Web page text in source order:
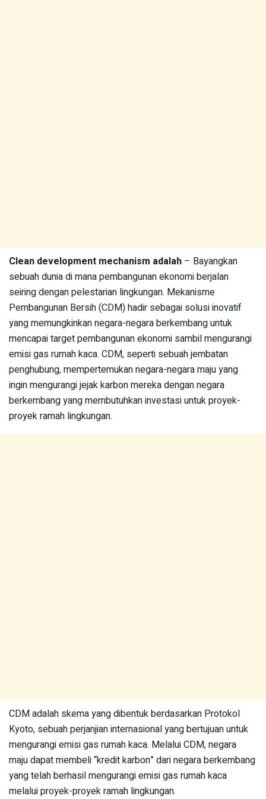
Clean development mechanism adalah – Bayangkan
sebuah dunia di mana pembangunan ekonomi berjalan
seiring dengan pelestarian lingkungan. Mekanisme
Pembangunan Bersih (CDM) hadir sebagai solusi inovatif
yang memungkinkan negara-negara berkembang untuk
mencapai target pembangunan ekonomi sambil mengurangi
emisi gas rumah kaca. CDM, seperti sebuah jembatan
penghubung, mempertemukan negara-negara maju yang
ingin mengurangi jejak karbon mereka dengan negara
berkembang yang membutuhkan investasi untuk proyek-
proyek ramah lingkungan.
CDM adalah skema yang dibentuk berdasarkan Protokol
Kyoto, sebuah perjanjian internasional yang bertujuan untuk
mengurangi emisi gas rumah kaca. Melalui CDM, negara
maju dapat membeli “kredit karbon” dari negara berkembang
yang telah berhasil mengurangi emisi gas rumah kaca
melalui proyek-proyek ramah lingkungan.